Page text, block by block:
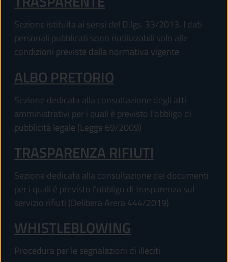
Sezione istituita ai sensi del D.lgs. 33/2013. I dati
personali pubblicati sono riutilizzabili solo alle
condizioni previste dalla normativa vigente
ALBO PRETORIO
Sezione dedicata alla consultazione degli atti
amministrativi per i quali è previsto l'obbligo di
pubblicità legale (Legge 69/2009)
TRASPARENZA RIFIUTI
Sezione dedicata alla consultazione dei documenti
per i quali è previsto l'obbligo di trasparenza sul
servizio rifiuti (Delibera Arera 444/2019)
WHISTLEBLOWING
Procedura per le segnalazioni di illeciti